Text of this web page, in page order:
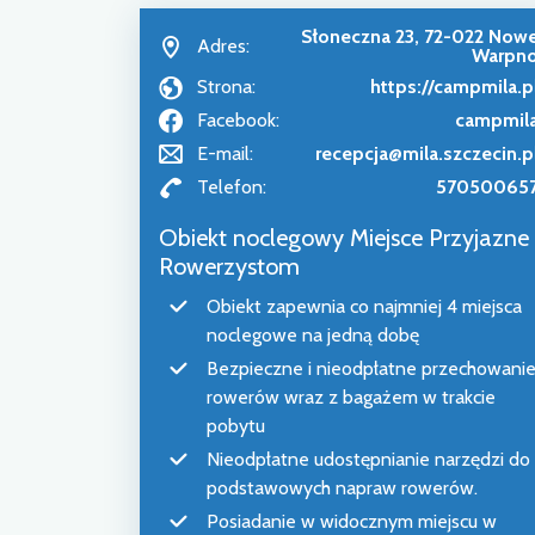
Adres:
Słoneczna 23, 72-022
Strona:
https://
Facebook:
E-mail:
Telefon:
Obiekt noclegowy Miejsce Przyjazne
Rowerzystom
Obiekt zapewnia co najmniej 4 miejsca
noclegowe na jedną dobę
Bezpieczne i nieodpłatne przechowanie
rowerów wraz z bagażem w trakcie
pobytu
Nieodpłatne udostępnianie narzędzi do
podstawowych napraw rowerów.
Posiadanie w widocznym miejscu w